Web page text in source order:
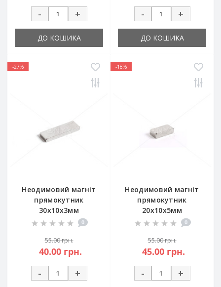
-
+
ДО КОШИКА
-
+
ДО КОШИКА
-27%
Неодимовий магніт
прямокутник
30х10х3мм
0
55.00 грн.
40.00 грн.
-
+
-18%
Неодимовий магніт
прямокутник
20х10х5мм
0
55.00 грн.
45.00 грн.
-
+